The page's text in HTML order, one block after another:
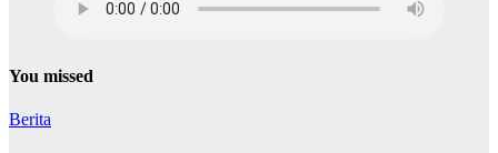
You missed
Berita